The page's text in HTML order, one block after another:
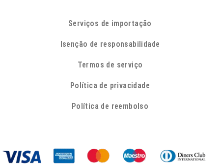
Serviços de importação
Isenção de responsabilidade
Termos de serviço
Política de privacidade
Política de reembolso